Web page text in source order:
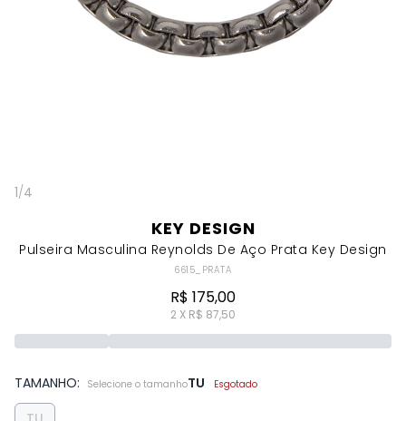
1/4
KEY DESIGN
Pulseira Masculina Reynolds De Aço Prata Key Design
6615_PRATA
R$ 175,00
2 X R$ 87,50
TAMANHO: Selecione o tamanhoTU Esgotado